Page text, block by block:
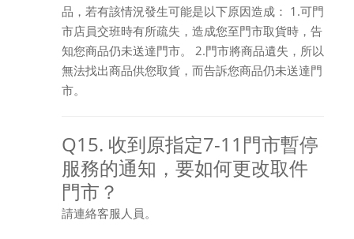
品，若有該情況發生可能是以下原因造成： 1.可門
市店員交班時有所疏失，造成您至門市取貨時，告
知您商品仍未送達門市。 2.門市將商品遺失，所以
無法找出商品供您取貨，而告訴您商品仍未送達門
市。
Q15. 收到原指定7-11門市暫停
服務的通知，要如何更改取件
門市？
請連絡客服人員。